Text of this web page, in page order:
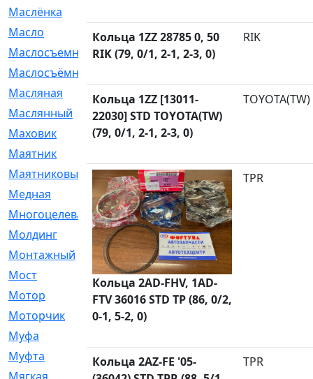
Маслёнка
Масло
[66]
Маслосъемные
[26]
Маслосъёмные
Масляная
[1]
Маслянный
[54]
Маховик
[6]
Маятник
Маятниковый
[13]
Медная
[2]
Многоцелевая
[1]
Молдинг
[14]
Монтажный
[1]
Мост
[10]
Мотор
[212]
Моторчик
[6]
Муфа
Муфта
[9]
Кольца 1ZZ 28785 0, 50
RIK (79, 0/1, 2-1, 2-3, 0)
RIK
Кольца 1ZZ [13011-
22030] STD TOYOTA(TW)
(79, 0/1, 2-1, 2-3, 0)
TOYOTA(TW)
Кольца 2AD-FHV, 1AD-
FTV 36016 STD TP (86, 0/2,
0-1, 5-2, 0)
TPR
Кольца 2AZ-FE '05-
TPR